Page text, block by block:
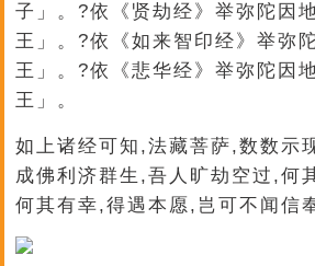
子」。?依《贤劫经》举弥陀因
王」。?依《如来智印经》举弥
王」。?依《悲华经》举弥陀因
王」。
如上诸经可知,法藏菩萨,数数示
成佛利济群生,吾人旷劫空过,何
何其有幸,得遇本愿,岂可不闻信